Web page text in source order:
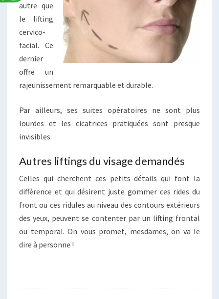
autre que
le lifting
cervico-
facial. Ce
dernier
offre un
rajeunissement remarquable et durable.
Par ailleurs, ses suites opératoires ne sont plus
lourdes et les cicatrices pratiquées sont presque
invisibles.
Autres liftings du visage demandés
Celles qui cherchent ces petits détails qui font la
différence et qui désirent juste gommer ces rides du
front ou ces ridules au niveau des contours extérieurs
des yeux, peuvent se contenter par un lifting frontal
ou temporal. On vous promet, mesdames, on va le
dire à personne !